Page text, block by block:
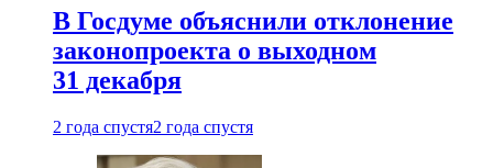
В Госдуме объяснили отклонение
законопроекта о выходном
31 декабря
2 года спустя2 года спустя